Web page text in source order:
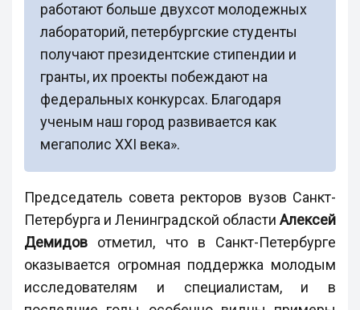
работают больше двухсот молодежных
лабораторий, петербургские студенты
получают президентские стипендии и
гранты, их проекты побеждают на
федеральных конкурсах. Благодаря
ученым наш город развивается как
мегаполис XXI века».
Председатель совета ректоров вузов Санкт-
Петербурга и Ленинградской области Алексей
Демидов отметил, что в Санкт-Петербурге
оказывается огромная поддержка молодым
исследователям и специалистам, и в